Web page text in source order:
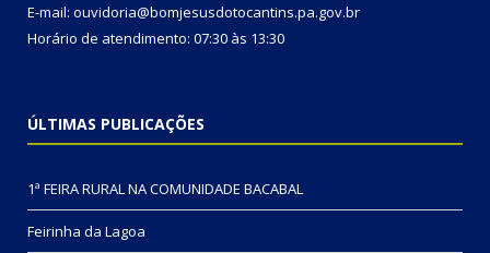
E-mail: ouvidoria@bomjesusdotocantins.pa.gov.br
Horário de atendimento: 07:30 às 13:30
ÚLTIMAS PUBLICAÇÕES
1ª FEIRA RURAL NA COMUNIDADE BACABAL
Feirinha da Lagoa